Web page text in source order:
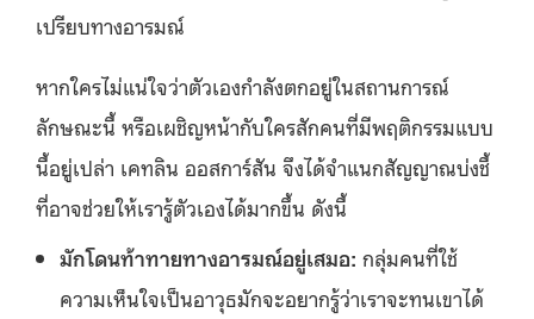
เปรียบทางอารมณ์
หากใครไม่แน่ใจว่าตัวเองกำลังตกอยู่ในสถานการณ์
ลักษณะนี้ หรือเผชิญหน้ากับใครสักคนที่มีพฤติกรรมแบบ
นี้อยู่เปล่า เคทลิน ออสการ์สัน จึงได้จำแนกสัญญาณบ่งชี้
ที่อาจช่วยให้เรารู้ตัวเองได้มากขึ้น ดังนี้
มักโดนท้าทายทางอารมณ์อยู่เสมอ: กลุ่มคนที่ใช้
ความเห็นใจเป็นอาวุธมักจะอยากรู้ว่าเราจะทนเขาได้